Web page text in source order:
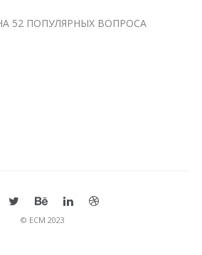
52 ПОПУЛЯРНЫХ ВОПРОСА
© ЕСМ 2023